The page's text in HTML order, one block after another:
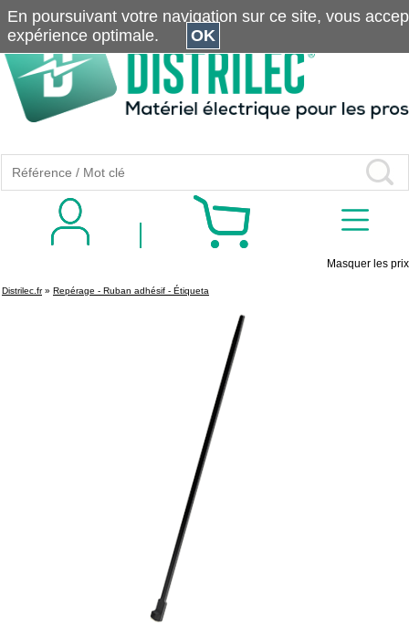
Masquer les prix
Distrilec.fr» Repérage - Ruban adhésif - Étiqueta
En poursuivant votre navigation sur ce site, vous
expérience optimale.
OK